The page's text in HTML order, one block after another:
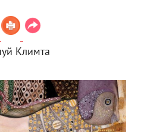
Климта